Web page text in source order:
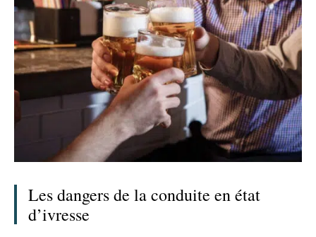
Les dangers de la conduite en état
d’ivresse